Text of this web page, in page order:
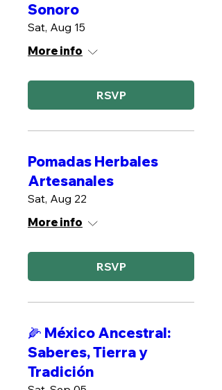
Sonoro
Sat, Aug 15
More info
RSVP
Pomadas Herbales
Artesanales
Sat, Aug 22
More info
RSVP
🌽 México Ancestral:
Saberes, Tierra y
Tradición